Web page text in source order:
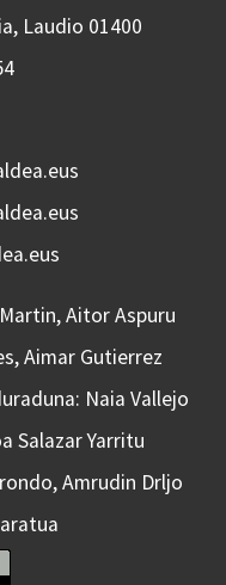
Laudio 01400
Aitor Aspuru
Aimar Gutierrez
Naia Vallejo
Salazar Yarritu
Amrudin Drljo